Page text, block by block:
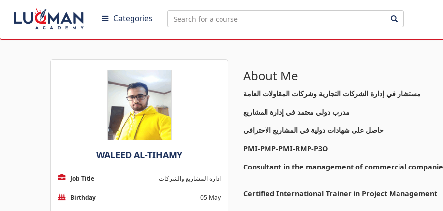
Categories
WALEED AL-TIHAMY
Job Title ادارة المشاريع والشركات
Birthday 05 May
About Me
مستشار في إدارة الشركات التجارية وشركات المقاولات العامة
مدرب دولي معتمد في إدارة المشاريع
حاصل على شهادات دولية في المشاريع الاحترافي
PMI-PMP-PMI-RMP-P3O
Consultant in the management of commercial
Certified International Trainer in Project Management